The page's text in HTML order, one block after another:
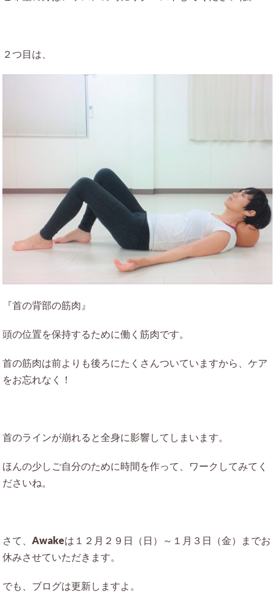
２つ目は、
『首の背部の筋肉』
頭の位置を保持するために働く筋肉です。
首の筋肉は前よりも後ろにたくさんついていますから、ケア
をお忘れなく！
首のラインが崩れると全身に影響してしまいます。
ほんの少しご自分のために時間を作って、ワークしてみてく
ださいね。
さて、Awakeは１２月２９日（日）～１月３日（金）までお
休みさせていただきます。
でも、ブログは更新しますよ。